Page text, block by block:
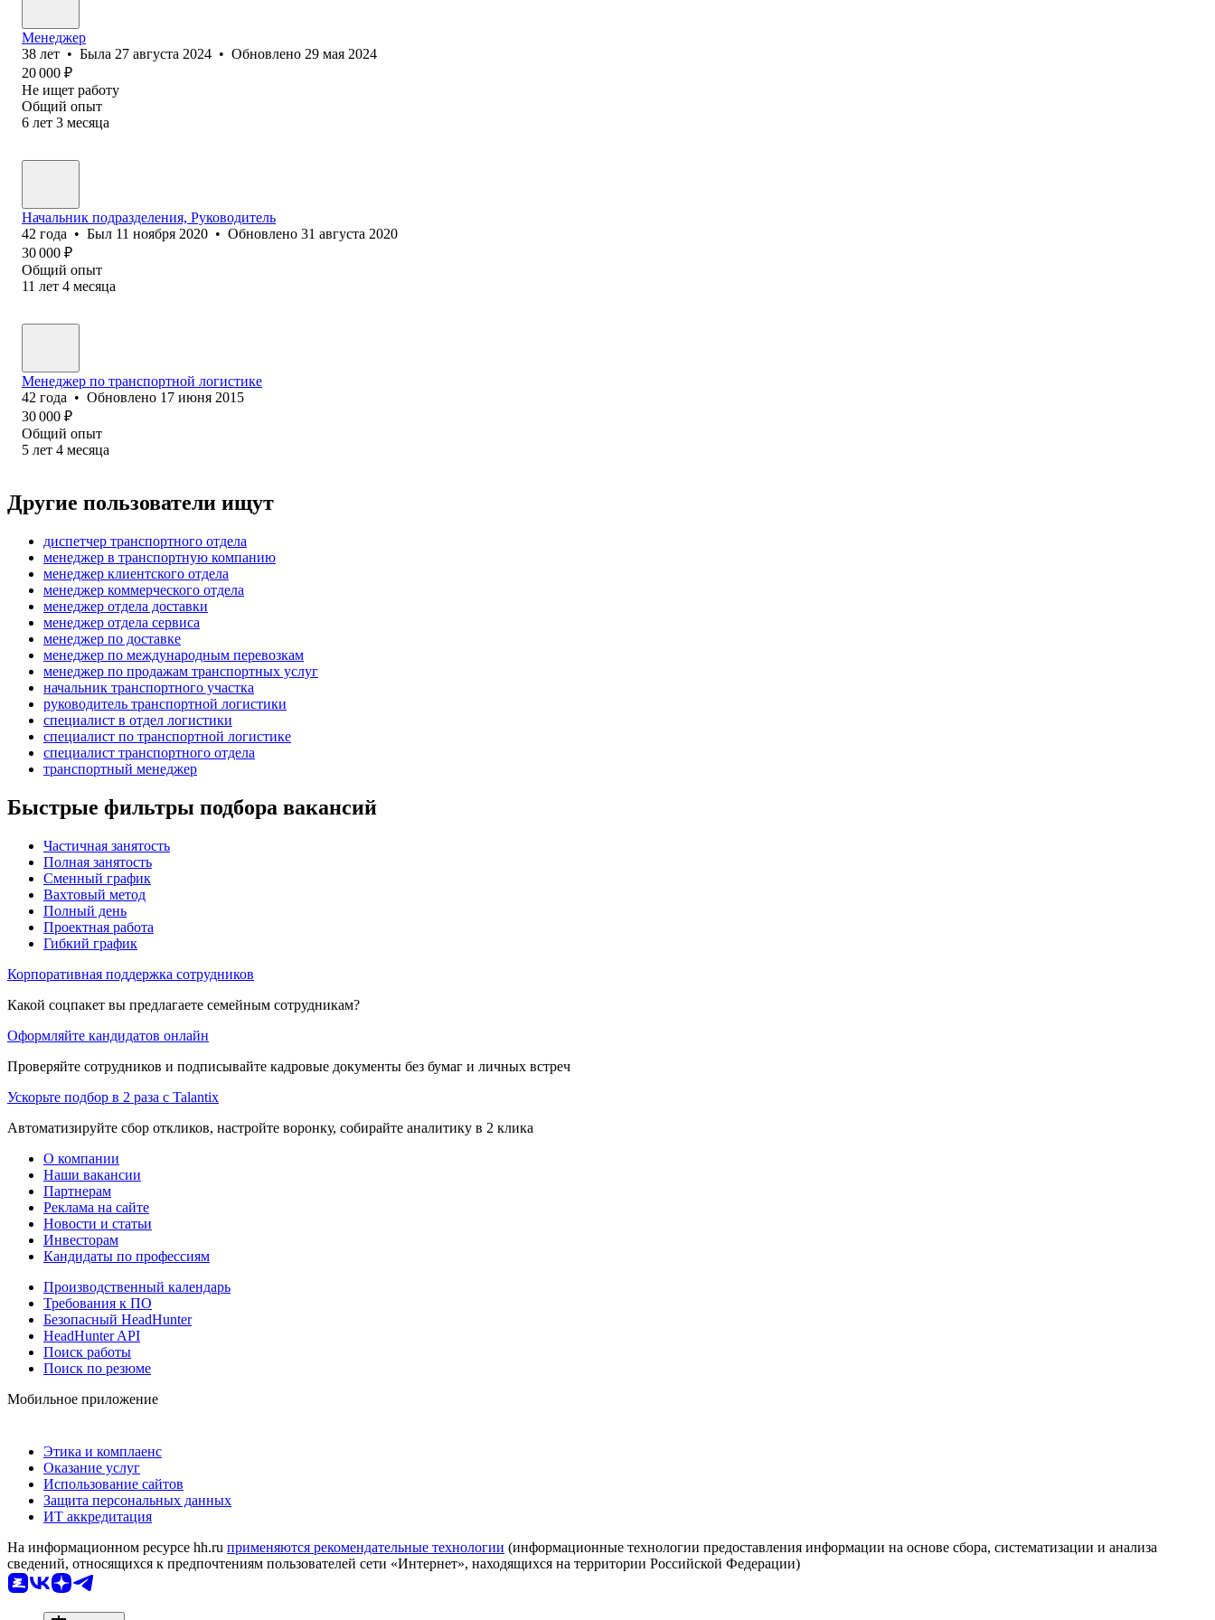
Менеджер
38 лет • Была 27 августа 2024 • Обновлено 29 мая 2024
20 000 ₽
Не ищет работу
Общий опыт
6 лет 3 месяца
Начальник подразделения, Руководитель
42 года • Был 11 ноября 2020 • Обновлено 31 августа 2020
30 000 ₽
Общий опыт
11 лет 4 месяца
Менеджер по транспортной логистике
42 года • Обновлено 17 июня 2015
30 000 ₽
Общий опыт
5 лет 4 месяца
Другие пользователи ищут
диспетчер транспортного отдела
менеджер в транспортную компанию
менеджер клиентского отдела
менеджер коммерческого отдела
менеджер отдела доставки
менеджер отдела сервиса
менеджер по доставке
менеджер по международным перевозкам
менеджер по продажам транспортных услуг
начальник транспортного участка
руководитель транспортной логистики
специалист в отдел логистики
специалист по транспортной логистике
специалист транспортного отдела
транспортный менеджер
Быстрые фильтры подбора вакансий
Частичная занятость
Полная занятость
Сменный график
Вахтовый метод
Полный день
Проектная работа
Гибкий график
Корпоративная поддержка сотрудников
Какой соцпакет вы предлагаете семейным сотрудникам?
Оформляйте кандидатов онлайн
Проверяйте сотрудников и подписывайте кадровые документы без бумаг и личных встреч
Ускорьте подбор в 2 раза с Talantix
Автоматизируйте сбор откликов, настройте воронку, собирайте аналитику в 2 клика
О компании
Наши вакансии
Партнерам
Реклама на сайте
Новости и статьи
Инвесторам
Кандидаты по профессиям
Производственный календарь
Требования к ПО
Безопасный HeadHunter
HeadHunter API
Поиск работы
Поиск по резюме
Мобильное приложение
Этика и комплаенс
Оказание услуг
Использование сайтов
Защита персональных данных
ИТ аккредитация
На информационном ресурсе hh.ru применяются рекомендательные технологии (информационные технологии предоставления информации на основе сбора, систематизации и анализа
сведений, относящихся к предпочтениям пользователей сети «Интернет», находящихся на территории Российской Федерации)